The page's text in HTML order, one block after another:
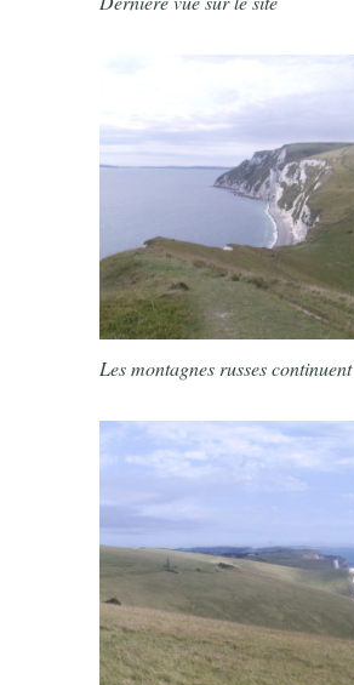
Les montagnes russes continuent